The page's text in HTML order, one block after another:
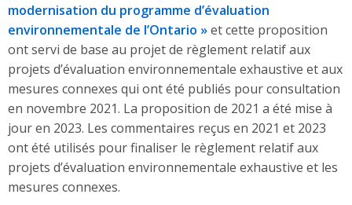
modernisation du programme d’évaluation
environnementale de l’Ontario »et cette proposition
ont servi de base au projet de règlement relatif aux
projets d’évaluation environnementale exhaustive et aux
mesures connexes qui ont été publiés pour consultation
en novembre 2021. La proposition de 2021 a été mise à
jour en 2023. Les commentaires reçus en 2021 et 2023
ont été utilisés pour finaliser le règlement relatif aux
projets d’évaluation environnementale exhaustive et les
mesures connexes.